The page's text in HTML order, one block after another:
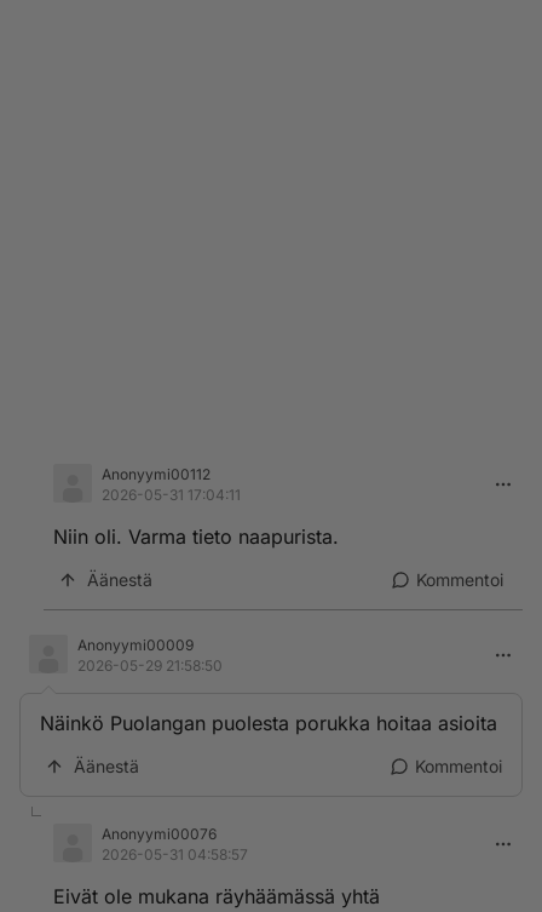
Anonyymi00112
2026-05-31 17:04:11
Niin oli. Varma tieto naapurista.
Äänestä Kommentoi
Anonyymi00009
2026-05-29 21:58:50
Näinkö Puolangan puolesta porukka hoitaa asioita
Äänestä Kommentoi
Anonyymi00076
2026-05-31 04:58:57
Eivät ole mukana räyhäämässä yhtä